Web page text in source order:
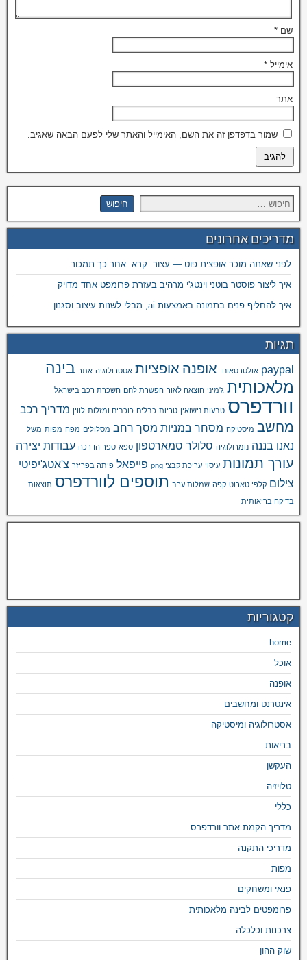
שם *
אימייל *
אתר
שמור בדפדפן זה את השם, האימייל והאתר שלי לפעם הבאה שאגיב.
מדריכים אחרונים
לפני שאתה מוכר אופצית פוט — עצור. קרא. אחר כך תמכור.
איך ליצור פוסטר בוטני וינטג'י מרהיב בעזרת פרומפט אחד מדויק
איך להחליף פנים בתמונה באמצעות ai, מבלי לשנות עיצוב וסגנון
תגיות
paypal אולטרסאונד אופנה אופציות אסטרולוגיה אתר בינה
מלאכותית ג'מיני הוצאה לאור הפשרת לחם השכרת רכב בישראל
וורדפרס טבעות נישואין טריות כבלים כוכבים ומזלות לווין מדריך רכב
מחשב מיסטיקה מסחר במניות מסך רחב מסלולים מפה מפות משל
נאנו בננה נומרולוגיה סלולר סמארטפון ספא ספר הדרכה עבודות יצירה
עורך תמונות עיסוי עריכת קבצי png פייפאל פיתה בפריזר צ'אטג'יפיטי
צילום קלפי טארוט קפה שמלות ערב תוספים לוורדפרס תוצאות
בדיקה בריאותית
קטגוריות
home
אוכל
אופנה
אינטרנט ומחשבים
אסטרולוגיה ומיסטיקה
בריאות
העקשן
טלויזיה
כללי
מדריך הקמת אתר וורדפרס
מדריכי התקנה
מפות
פנאי ומשחקים
פרומפטים לבינה מלאכותית
צרכנות וכלכלה
שוק ההון